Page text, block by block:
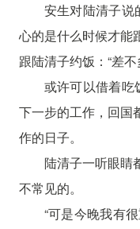
安生对陆清子说
心的是什么时候才能
跟陆清子约饭：“差
或许可以借着吃
下一步的工作，回国
作的日子。
陆清子一听眼睛
不常见的。
“可是今晚我有